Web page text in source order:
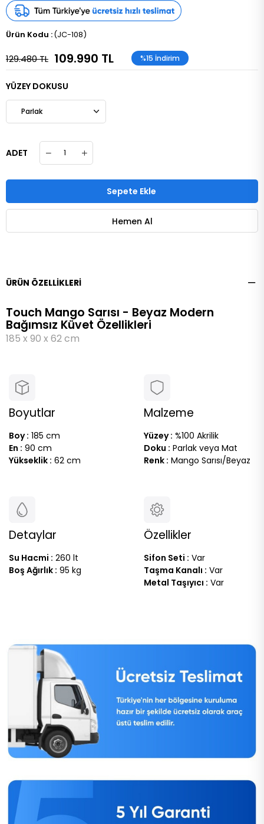
(JC-108)
129.480 TL 109.990 TL %15 İndirim
YÜZEY DOKUSU
ADET
ÜRÜN ÖZELLIKLERI
Touch Mango Sarısı - Beyaz Modern
Bağımsız Küvet Özellikleri
185 x 90 x 62 cm
Boyutlar
Boy : 185 cm
En : 90 cm
Yükseklik : 62 cm
Malzeme
Yüzey : %100 Akrilik
Doku : Parlak veya Mat
Renk : Mango Sarısı/Beyaz
Detaylar
Su Hacmi : 260 lt
Boş Ağırlık : 95 kg
Özellikler
Sifon Seti : Var
Taşma Kanalı : Var
Metal Taşıyıcı : Var